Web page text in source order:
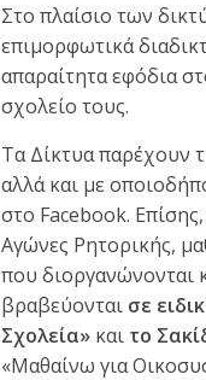
Στο πλαίσιο των
επιμορφωτικά
απαραίτητα εφόδια
σχολείο τους.
Τα Δίκτυα παρέχουν
αλλά και με
στο Facebook.
Αγώνες Ρητορικής,
που διοργανώνονται
βραβεύονται σε
Σχολεία» και το
«Μαθαίνω για